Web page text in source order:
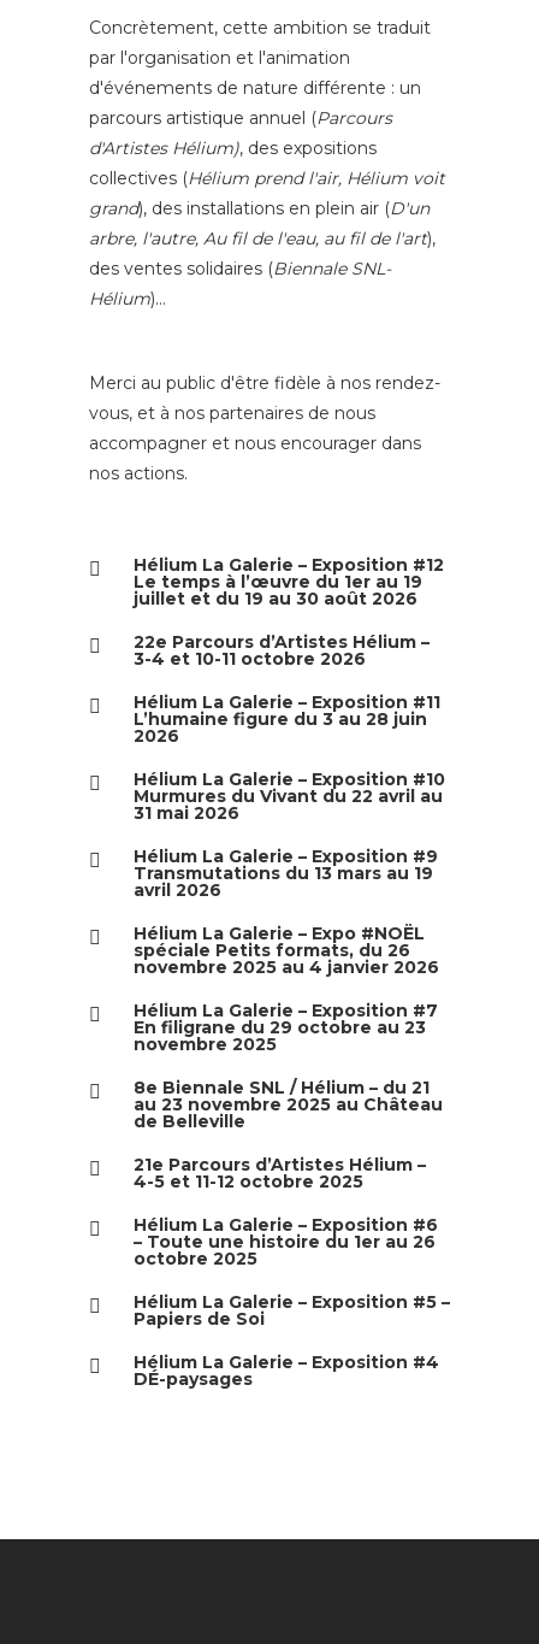
Concrètement, cette ambition se traduit
par l'organisation et l'animation
d'événements de nature différente : un
parcours artistique annuel (Parcours
d'Artistes Hélium), des expositions
collectives (Hélium prend l'air, Hélium voit
grand), des installations en plein air (D'un
arbre, l'autre, Au fil de l'eau, au fil de l'art),
des ventes solidaires (Biennale SNL-
Hélium)…
Merci au public d'être fidèle à nos rendez-
vous, et à nos partenaires de nous
accompagner et nous encourager dans
nos actions.
Hélium La Galerie – Exposition #12
Le temps à l’œuvre du 1er au 19
juillet et du 19 au 30 août 2026
22e Parcours d’Artistes Hélium –
3-4 et 10-11 octobre 2026
Hélium La Galerie – Exposition #11
L’humaine figure du 3 au 28 juin
2026
Hélium La Galerie – Exposition #10
Murmures du Vivant du 22 avril au
31 mai 2026
Hélium La Galerie – Exposition #9
Transmutations du 13 mars au 19
avril 2026
Hélium La Galerie – Expo #NOËL
spéciale Petits formats, du 26
novembre 2025 au 4 janvier 2026
Hélium La Galerie – Exposition #7
En filigrane du 29 octobre au 23
novembre 2025
8e Biennale SNL / Hélium – du 21
au 23 novembre 2025 au Château
de Belleville
21e Parcours d’Artistes Hélium –
4-5 et 11-12 octobre 2025
Hélium La Galerie – Exposition #6
– Toute une histoire du 1er au 26
octobre 2025
Hélium La Galerie – Exposition #5 –
Papiers de Soi
Hélium La Galerie – Exposition #4
DÉ-paysages